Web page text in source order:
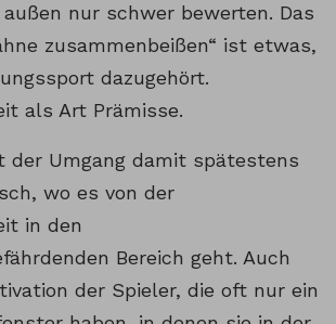
nur schwer bewerten. Das
zusammenbeißen“ ist etwas,
dazugehört.
als Art Prämisse.
der Umgang damit spätestens
wo es von der
in den
Bereich geht. Auch
der Spieler, die oft nur ein